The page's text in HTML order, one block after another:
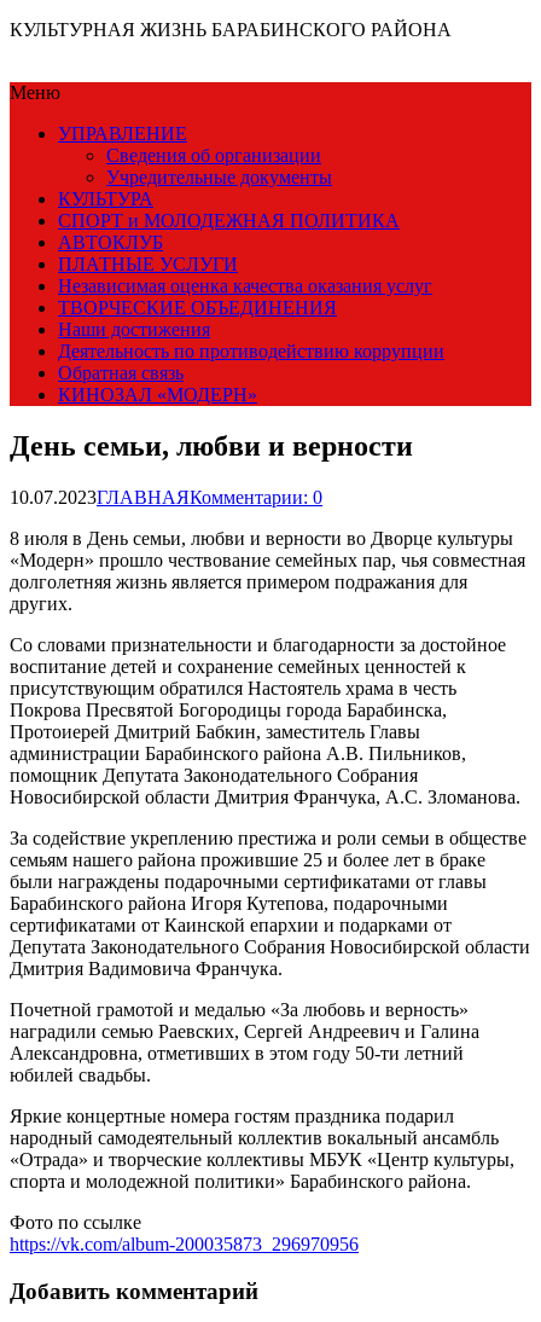
КУЛЬТУРНАЯ ЖИЗНЬ БАРАБИНСКОГО РАЙОНА
Меню
УПРАВЛЕНИЕ
Сведения об организации
Учредительные документы
КУЛЬТУРА
СПОРТ и МОЛОДЕЖНАЯ ПОЛИТИКА
АВТОКЛУБ
ПЛАТНЫЕ УСЛУГИ
Независимая оценка качества оказания услуг
ТВОРЧЕСКИЕ ОБЪЕДИНЕНИЯ
Наши достижения
Деятельность по противодействию коррупции
Обратная связь
КИНОЗАЛ «МОДЕРН»
День семьи, любви и верности
10.07.2023ГЛАВНАЯКомментарии: 0
8 июля в День семьи, любви и верности во Дворце культуры
«Модерн» прошло чествование семейных пар, чья совместная
долголетняя жизнь является примером подражания для
других.
Со словами признательности и благодарности за достойное
воспитание детей и сохранение семейных ценностей к
присутствующим обратился Настоятель храма в честь
Покрова Пресвятой Богородицы города Барабинска,
Протоиерей Дмитрий Бабкин, заместитель Главы
администрации Барабинского района А.В. Пильников,
помощник Депутата Законодательного Собрания
Новосибирской области Дмитрия Франчука, А.С. Зломанова.
За содействие укреплению престижа и роли семьи в обществе
семьям нашего района прожившие 25 и более лет в браке
были награждены подарочными сертификатами от главы
Барабинского района Игоря Кутепова, подарочными
сертификатами от Каинской епархии и подарками от
Депутата Законодательного Собрания Новосибирской области
Дмитрия Вадимовича Франчука.
Почетной грамотой и медалью «За любовь и верность»
наградили семью Раевских, Сергей Андреевич и Галина
Александровна, отметивших в этом году 50-ти летний
юбилей свадьбы.
Яркие концертные номера гостям праздника подарил
народный самодеятельный коллектив вокальный ансамбль
«Отрада» и творческие коллективы МБУК «Центр культуры,
спорта и молодежной политики» Барабинского района.
Фото по ссылке
https://vk.com/album-200035873_296970956
Добавить комментарий